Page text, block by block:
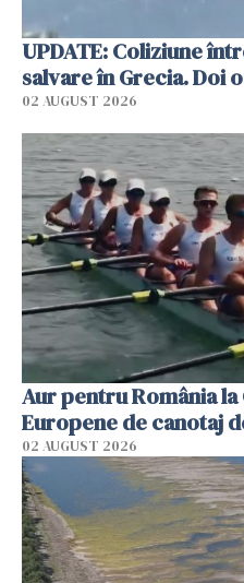
UPDATE: Coliziune
salvare în Grecia. Doi
02 AUGUST 2026
Aur pentru România
Europene de canotaj
02 AUGUST 2026